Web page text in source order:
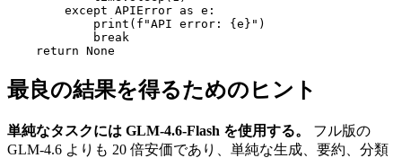
        except APIError as e:
            print(f"API error: {e}")
            break
最良の結果を得るためのヒント
単純なタスクには GLM-4.6-Flash を使用する。
フル版の
GLM-4.6 よりも 20 倍安価であり、単純な生成、要約、分類